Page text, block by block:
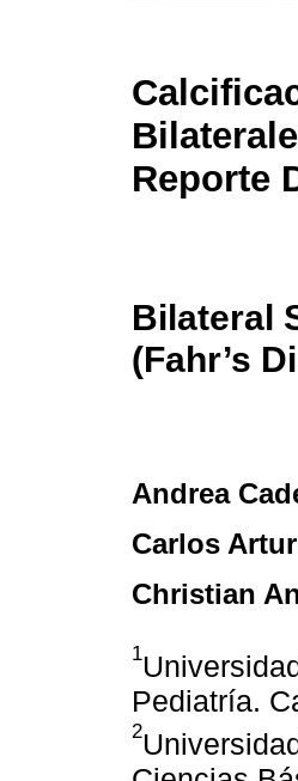
Reporte
Bilateral
(Fahr’s
Andrea
Carlos
Christian
1
Pediatría.
2